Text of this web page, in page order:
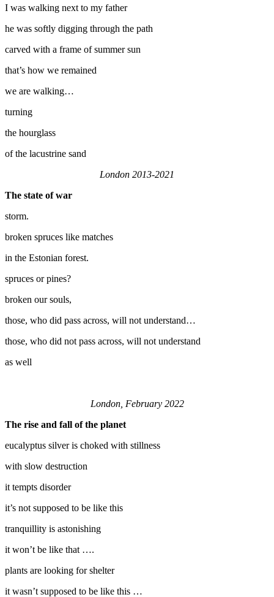
I was walking next to my father
he was softly digging through the path
carved with a frame of summer sun
that’s how we remained
we are walking…
turning
the hourglass
of the lacustrine sand
London 2013-2021
The state of war
storm.
broken spruces like matches
in the Estonian forest.
spruces or pines?
broken our souls,
those, who did pass across, will not understand…
those, who did not pass across, will not understand
as well
London, February 2022
The rise and fall of the planet
eucalyptus silver is choked with stillness
with slow destruction
it tempts disorder
it’s not supposed to be like this
tranquillity is astonishing
it won’t be like that ….
plants are looking for shelter
it wasn’t supposed to be like this …